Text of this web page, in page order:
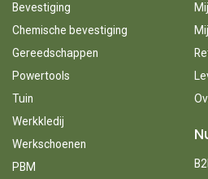
Bevestiging
Chemische bevestiging
Gereedschappen
Powertools
Tuin
Werkkledij
Werkschoenen
PBM